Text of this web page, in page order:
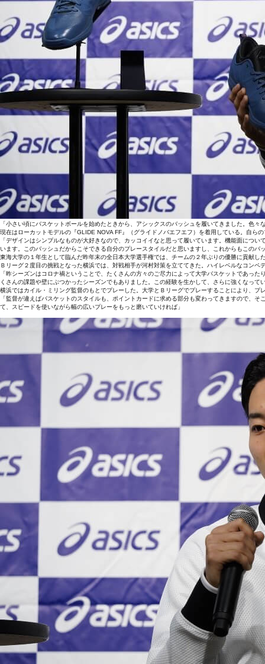
「小さい頃にバスケットボールを始めたときから、アシックスのバッシュを履いてきました。色
現在はローカットモデルの『GLIDE NOVA FF』（グライドノバエフエフ）を着用している。自ら
「デザインはシンプルなものが大好きなので、カッコイイなと思って履いています。機能面につ
います。このバッシュだからこそできる自分のプレースタイルだと思いますし、これからもこの
東海大学の１年生として臨んだ昨年末の全日本大学選手権では、チームの２年ぶりの優勝に貢献し
Ｂリーグ２度目の挑戦となった横浜では、対戦相手が河村対策を立ててきた。ハイレベルなコン
「昨シーズンはコロナ禍ということで、たくさんの方々のご尽力によって大学バスケットであっ
くさんの課題や壁にぶつかったシーズンでもありました。この経験を生かして、さらに強くなって
横浜ではカイル・ミリング監督のもとでプレーした。大学とＢリーグでプレーすることにより、プ
「監督が違えばバスケットのスタイルも、ポイントカードに求める部分も変わってきますので、
て、スピードを使いながら幅の広いプレーをもっと磨いていければ」